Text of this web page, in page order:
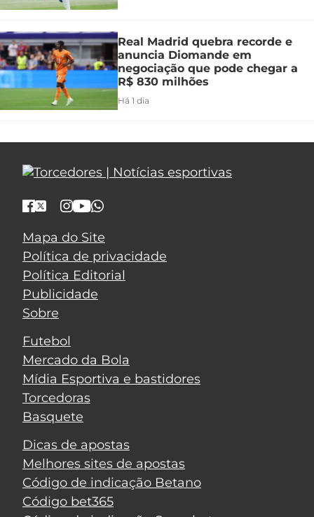
Real Madrid quebra recorde e
anuncia Diomande em
negociação que pode chegar a
R$ 830 milhões
Há 1 dia
Mapa do Site
Política de privacidade
Política Editorial
Publicidade
Sobre
Futebol
Mercado da Bola
Mídia Esportiva e bastidores
Torcedoras
Basquete
Dicas de apostas
Melhores sites de apostas
Código de indicação Betano
Código bet365